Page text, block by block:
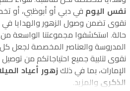
نفس اليوم في دبي أو أبوظبي، أو
نقوى تضمن وصول الزهور والهدايا
حالة. استكشفوا مجموعتنا الواسعة من
المدروسة والعناصر المخصصة لجعل
نقوى لتلبية جميع احتياجاتكم من توصيل
الإمارات، بما في ذلك زهور أعياد
الذكرى والمزيد.